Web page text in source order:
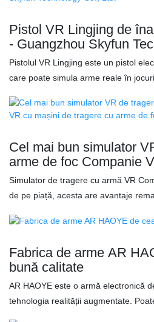
Pistol VR Lingjing de
- Guangzhou Skyfun
Pistolul VR Lingjing este un pistol
care poate simula arme reale în
dispozitive includ de obicei diverși
jucătorilor să interacționeze mai mult
poate crește realismul și
experiența lumii virtuale mai realistă.
portabilă de înaltă calitate, ușor de
capacitate ultra-mare, durată lungă
all-in-one pentru a îmbunătăți
Cel mai bun simulator
arme de foc Companie
tragere cu arme de foc -
Simulator de tragere cu armă VR
de pe piață, acesta are avantaje
de o bună reputație pe piață.
simulatorului de tragere cu armă VR
de nevoile dvs. Simulatorul de
dispozitiv de jocuri în realitate
experiență de joc captivantă.
Fabrica de arme AR
bună calitate
AR HAOYE este o armă electronică
tehnologia realității augmentate.